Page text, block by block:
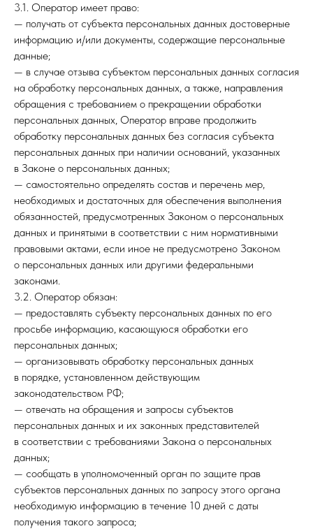
3.1. Оператор имеет право:
— получать от субъекта персональных данных достоверные
информацию и/или документы, содержащие персональные
данные;
— в случае отзыва субъектом персональных данных согласия
на обработку персональных данных, а также, направления
обращения с требованием о прекращении обработки
персональных данных, Оператор вправе продолжить
обработку персональных данных без согласия субъекта
персональных данных при наличии оснований, указанных
в Законе о персональных данных;
— самостоятельно определять состав и перечень мер,
необходимых и достаточных для обеспечения выполнения
обязанностей, предусмотренных Законом о персональных
данных и принятыми в соответствии с ним нормативными
правовыми актами, если иное не предусмотрено Законом
о персональных данных или другими федеральными
законами.
3.2. Оператор обязан:
— предоставлять субъекту персональных данных по его
просьбе информацию, касающуюся обработки его
персональных данных;
— организовывать обработку персональных данных
в порядке, установленном действующим
законодательством РФ;
— отвечать на обращения и запросы субъектов
персональных данных и их законных представителей
в соответствии с требованиями Закона о персональных
данных;
— сообщать в уполномоченный орган по защите прав
субъектов персональных данных по запросу этого органа
необходимую информацию в течение 10 дней с даты
получения такого запроса;